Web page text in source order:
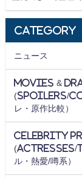
Category
ニュース
Movies &
(Spoilers/
レ・原作比較）
Celebrity
(Actresses/
ル・熱愛/噂系）